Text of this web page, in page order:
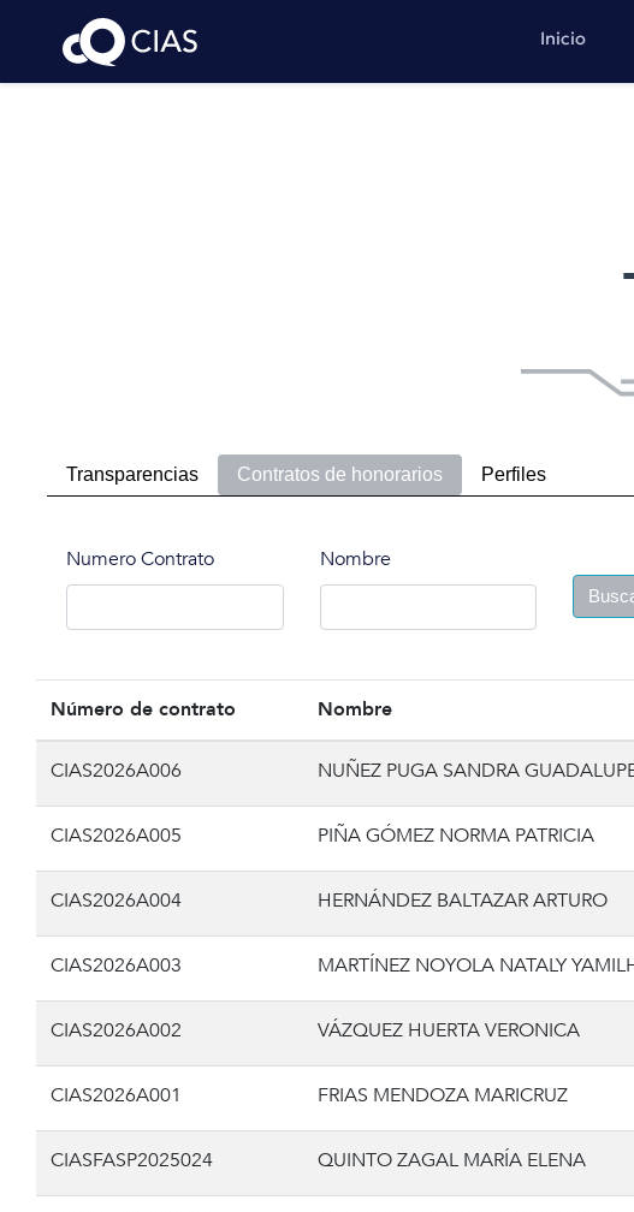
Inicio
Transparencias Contratos de honorarios Perfiles
Numero Contrato Nombre
Número de contrato Nombre
CIAS2026A006 NUÑEZ PUGA SANDRA
CIAS2026A005 PIÑA GÓMEZ NORMA PATRICIA
CIAS2026A004 HERNÁNDEZ BALTAZAR ARTURO
CIAS2026A003 MARTÍNEZ NOYOLA NATALY
CIAS2026A002 VÁZQUEZ HUERTA VERONICA
CIAS2026A001 FRIAS MENDOZA MARICRUZ
CIASFASP2025024 QUINTO ZAGAL MARÍA ELENA